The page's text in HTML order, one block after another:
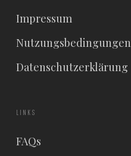
Impressum
Nutzungsbedingungen
Datenschutzerklärung
LINKS
FAQs